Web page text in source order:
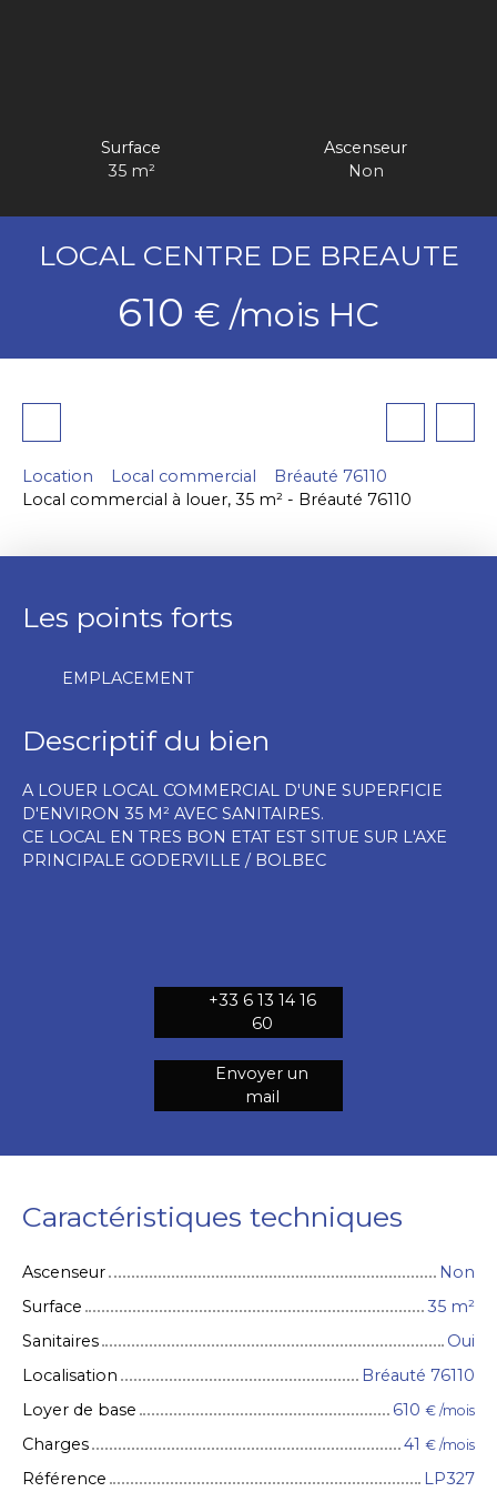
Surface
35 m²
Ascenseur
Non
LOCAL CENTRE DE BREAUTE
610 € /mois HC
Location Local commercial
Bréauté 76110
Local commercial à louer, 35 m² - Bréauté 76110
Les points forts
EMPLACEMENT
Descriptif du bien
A LOUER LOCAL COMMERCIAL D'UNE SUPERFICIE
D'ENVIRON 35 M² AVEC SANITAIRES.
CE LOCAL EN TRES BON ETAT EST SITUE SUR L'AXE
PRINCIPALE GODERVILLE / BOLBEC
+33 6 13 14 16
60
Envoyer un
mail
Caractéristiques techniques
Ascenseur
Non
Surface
35 m²
Sanitaires
Oui
Localisation
Bréauté 76110
Loyer de base
610 € /mois
Charges 41 € /mois
Référence LP327